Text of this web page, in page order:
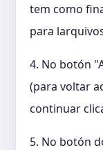
tem como
para larquivos
4. No botón
(para voltar
continuar
5. No botón